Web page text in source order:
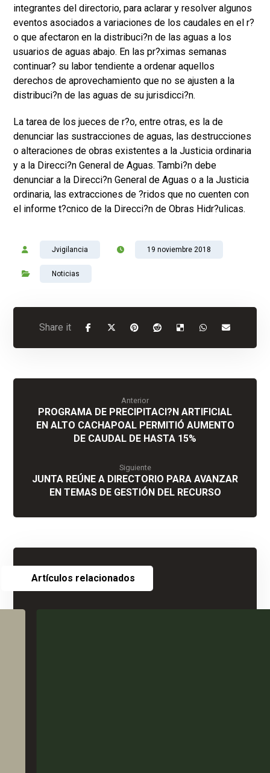
integrantes del directorio, para aclarar y resolver algunos
eventos asociados a variaciones de los caudales en el r?
o que afectaron en la distribuci?n de las aguas a los
usuarios de aguas abajo. En las pr?ximas semanas
continuar? su labor tendiente a ordenar aquellos
derechos de aprovechamiento que no se ajusten a la
distribuci?n de las aguas de su jurisdicci?n.
La tarea de los jueces de r?o, entre otras, es la de
denunciar las sustracciones de aguas, las destrucciones
o alteraciones de obras existentes a la Justicia ordinaria
y a la Direcci?n General de Aguas. Tambi?n debe
denunciar a la Direcci?n General de Aguas o a la Justicia
ordinaria, las extracciones de ?ridos que no cuenten con
el informe t?cnico de la Direcci?n de Obras Hidr?ulicas.
Jvigilancia 19 noviembre 2018
Noticias
Anterior
PROGRAMA DE PRECIPITACI?N ARTIFICIAL
EN ALTO CACHAPOAL PERMITIÓ AUMENTO
DE CAUDAL DE HASTA 15%
Siguiente
JUNTA REÚNE A DIRECTORIO PARA AVANZAR
EN TEMAS DE GESTIÓN DEL RECURSO
Artículos relacionados